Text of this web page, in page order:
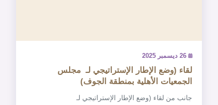
26 ديسمبر 2025
لقاء (وضع الإطار الإستراتيجي لـ ‎ مجلس
الجمعيات الأهلية بمنطقة الجوف)
‏جانب من لقاء (وضع الإطار الإستراتيجي لـ